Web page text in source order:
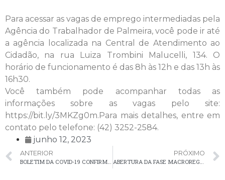
Para acessar as vagas de emprego intermediadas pela
Agência do Trabalhador de Palmeira, você pode ir até
a agência localizada na Central de Atendimento ao
Cidadão, na rua Luiza Trombini Malucelli, 134. O
horário de funcionamento é das 8h às 12h e das 13h às
16h30.
Você também pode acompanhar todas as
informações sobre as vagas pelo site:
https://bit.ly/3MKZg0m.Para mais detalhes, entre em
contato pelo telefone: (42) 3252-2584.
junho 12, 2023
ANTERIOR
PRÓXIMO